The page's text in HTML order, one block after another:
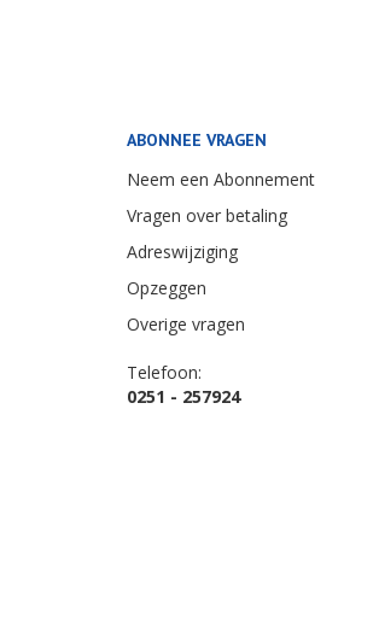
ABONNEE VRAGEN
Neem een Abonnement
Vragen over betaling
Adreswijziging
Opzeggen
Overige vragen
Telefoon:
0251 - 257924